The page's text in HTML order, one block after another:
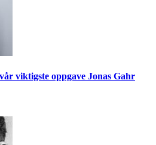
viktigste oppgave Jonas Gahr